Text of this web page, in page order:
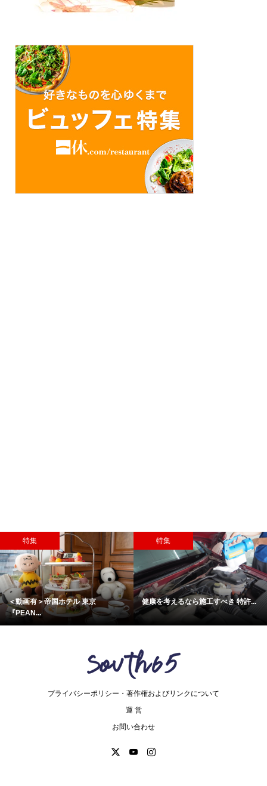
特集
＜動画有＞帝国ホテル 東京
『PEAN...
特集
健康を考えるなら施工すべき 特許...
プライバシーポリシー・著作権およびリンクについて
運 営
お問い合わせ